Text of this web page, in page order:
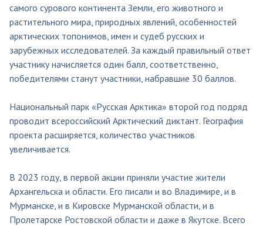
самого сурового континента Земли, его животного и
растительного мира, природных явлений, особенностей
арктических топонимов, имен и судеб русских и
зарубежных исследователей. За каждый правильный ответ
участнику начисляется один балл, соответственно,
победителями станут участники, набравшие 30 баллов.
Национальный парк «Русская Арктика» второй год подряд
проводит всероссийский Арктический диктант. География
проекта расширяется, количество участников
увеличивается.
В 2023 году, в первой акции приняли участие жители
Архангельска и области. Его писали и во Владимире, и в
Мурманске, и в Кировске Мурманской области, и в
Пролетарске Ростовской области и даже в Якутске. Всего